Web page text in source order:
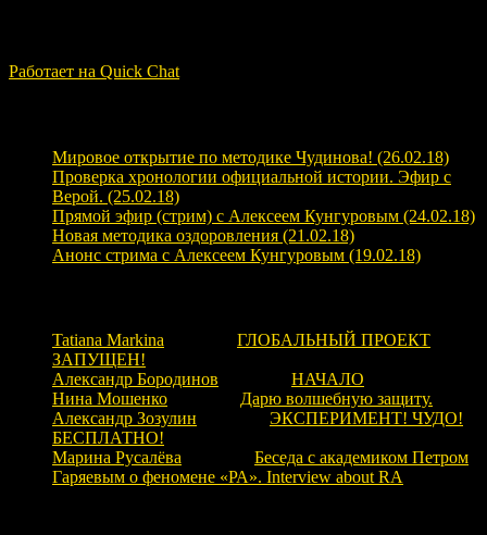
Работает на Quick Chat
Мировое открытие по методике Чудинова! (26.02.18)
Проверка хронологии официальной истории. Эфир с
Верой. (25.02.18)
Прямой эфир (стрим) с Алексеем Кунгуровым (24.02.18)
Новая методика оздоровления (21.02.18)
Анонс стрима с Алексеем Кунгуровым (19.02.18)
Tatiana Markina
ГЛОБАЛЬНЫЙ ПРОЕКТ
ЗАПУЩЕН!
Александр Бородинов
НАЧАЛО
Нина Мошенко
Дарю волшебную защиту.
Александр Зозулин
ЭКСПЕРИМЕНТ! ЧУДО!
БЕСПЛАТНО!
Марина Русалёва
Беседа с академиком Петром
Гаряевым о феномене «РА». Interview about RA